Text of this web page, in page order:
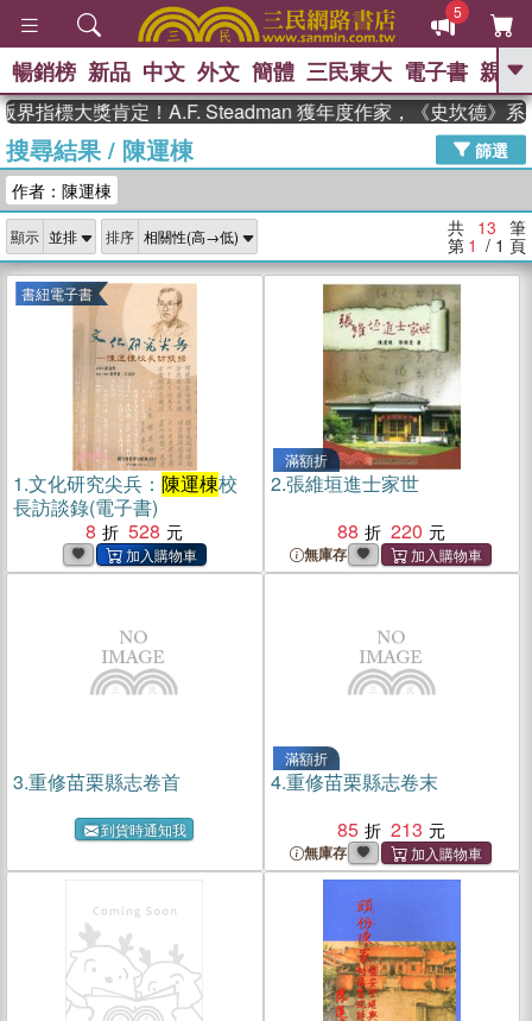
5
GO
高希均教授回憶錄
、 The Odyssey 、 父親節 、 如果歷
獎 臺灣漫遊錄 、 方念華 、 台灣的李
登輝時代
數學女孩：黎曼猜想 、
偉大的迷走神經
暢銷榜 新品 中文 外文 簡體 三民東大 電子書 親子
指標大獎肯定！A.F. Steadman 獲年度作家，《史坎德》系列
搜尋結果/ 陳運棟
篩選
作者：陳運棟
顯示 排序 共 13 筆
第 1 / 1 頁
書紐電子書
1.文化研究尖兵： 陳運棟校
長訪談錄(電子書)
8
528
滿額折
2.張維垣進士家世
88
220
無庫存
3.重修苗栗縣志卷首
到貨時通知我
滿額折
4.重修苗栗縣志卷末
85
213
無庫存